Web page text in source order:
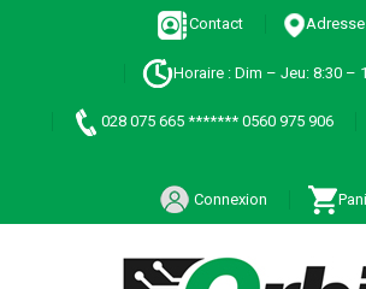
Contact Adresse
Horaire : Dim – Jeu: 8:30 –
028 075 665 ******* 0560 975 906
Connexion